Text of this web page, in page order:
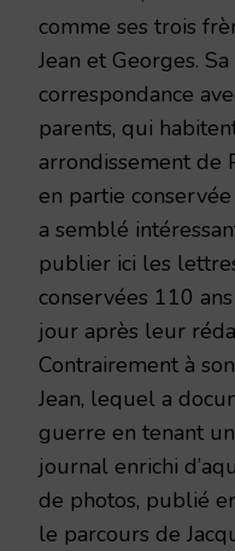
comme ses trois
Jean et Georges. Sa
correspondance
parents, qui
arrondissement de
en partie
a semblé
publier ici les
conservées 110
jour après leur
Contrairement à
Jean, lequel a
guerre en tenant
journal enrichi
de photos, publié
le parcours de